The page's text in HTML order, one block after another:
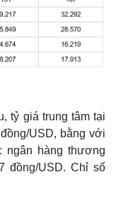
tỷ giá trung tâm tại
USD, bằng với
ngân hàng thương
đồng/USD. Chỉ số